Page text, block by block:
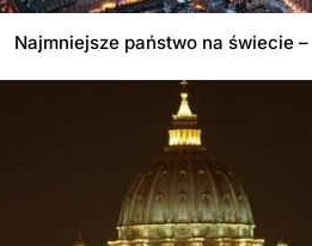
Najmniejsze państwo na świecie